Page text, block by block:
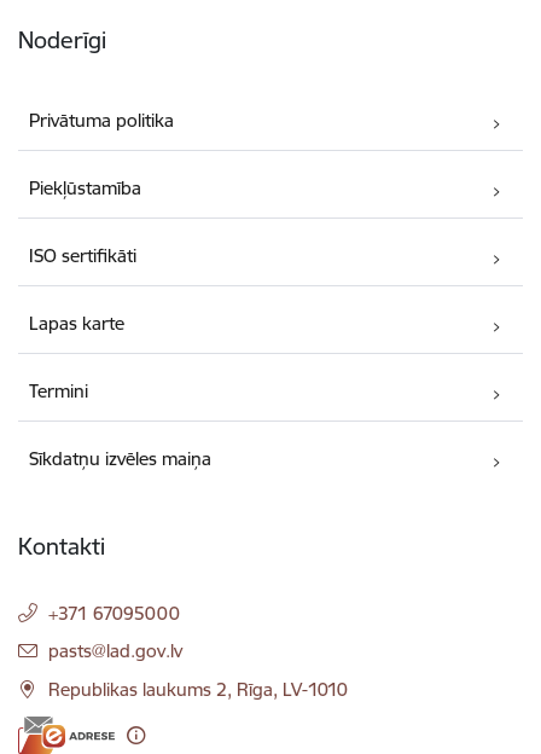
Noderīgi
Privātuma politika
Piekļūstamība
ISO sertifikāti
Lapas karte
Termini
Sīkdatņu izvēles maiņa
Kontakti
+371 67095000
E-pasts:
pasts@lad.gov.lv
Republikas laukums 2, Rīga, LV-1010